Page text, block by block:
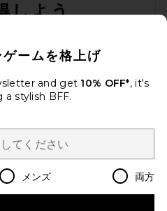
しよう
ーポリシー
Country Regions
ja USD
ームを格上げ
and get 10% OFF*, it's
a stylish BFF.
メンズ 両方